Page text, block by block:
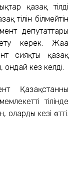
қазақ тілді
тілін білмейтін
депутаттары
керек. Жаңа
сияқты қазақ
ондай кез келді.
Қазақстанның
тілінде
кезі өтті.